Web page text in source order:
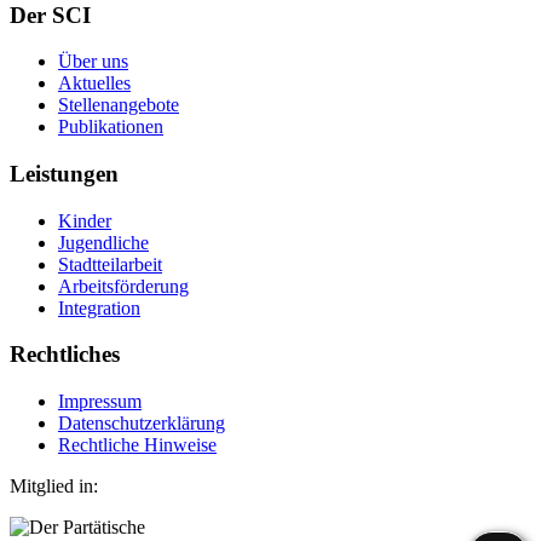
Der SCI
Über uns
Aktuelles
Stellenangebote
Publikationen
Leistungen
Kinder
Jugendliche
Stadtteilarbeit
Arbeitsförderung
Integration
Rechtliches
Impressum
Datenschutzerklärung
Rechtliche Hinweise
Mitglied in: